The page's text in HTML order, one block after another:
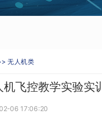
无人机类
机飞控教学实验实
06 17:06:20